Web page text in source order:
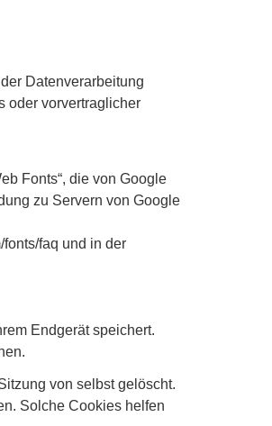
Datenverarbeitung
oder vorvertraglicher
Fonts“, die von Google
zu Servern von Google
faq und in der
Endgerät speichert.
von selbst gelöscht.
Solche Cookies helfen